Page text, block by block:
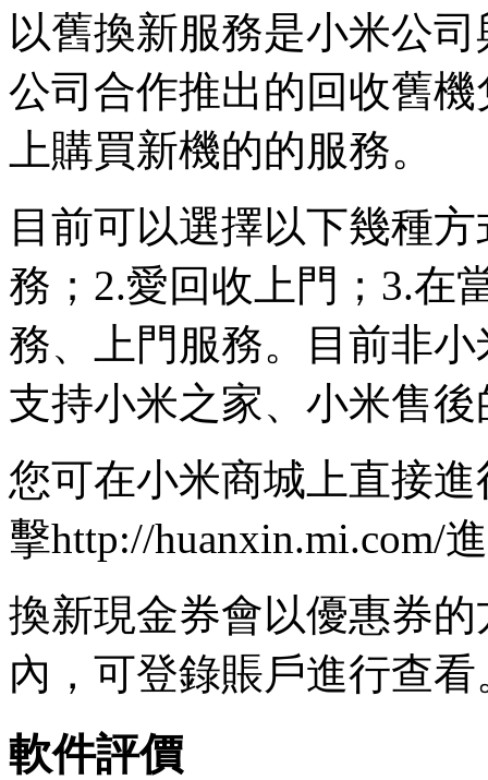
以舊換新服務是小米公
公司合作推出的回收舊
上購買新機的的服務。
目前可以選擇以下幾種
務；2.愛回收上門；3.在
務、上門服務。目前非
支持小米之家、小米售
您可在小米商城上直接
擊http://huanxin.mi.com/
換新現金券會以優惠券
內，可登錄賬戶進行查看
軟件評價